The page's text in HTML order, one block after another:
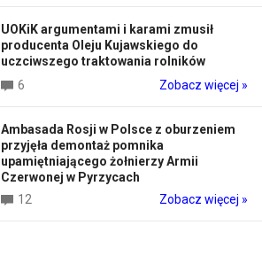
UOKiK argumentami i karami zmusił
producenta Oleju Kujawskiego do
uczciwszego traktowania rolników
6
Zobacz więcej »
Ambasada Rosji w Polsce z oburzeniem
przyjęła demontaż pomnika
upamiętniającego żołnierzy Armii
Czerwonej w Pyrzycach
12
Zobacz więcej »